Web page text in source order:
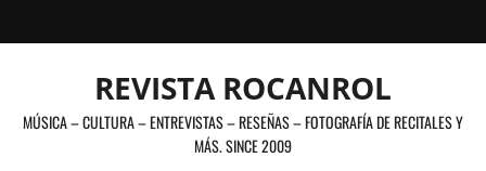
al
REVISTA ROCANROL
MÚSICA – CULTURA – ENTREVISTAS – RESEÑAS – FOTOGRAFÍA DE RECITALES Y
MÁS. SINCE 2009